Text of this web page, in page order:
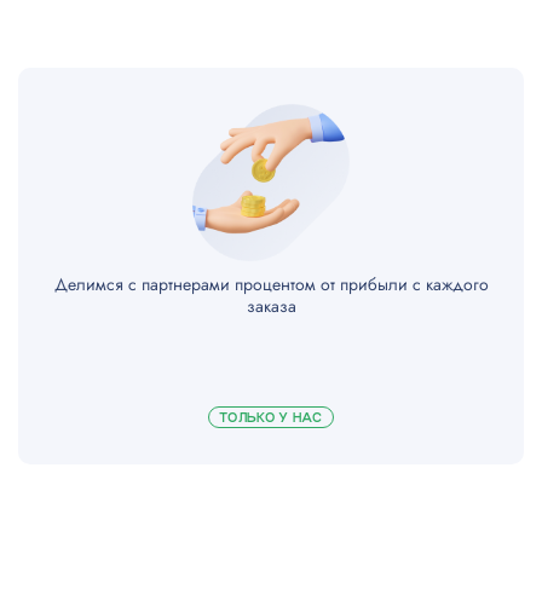
Делимся с партнерами процентом от прибыли с каждого
заказа
ТОЛЬКО У НАС